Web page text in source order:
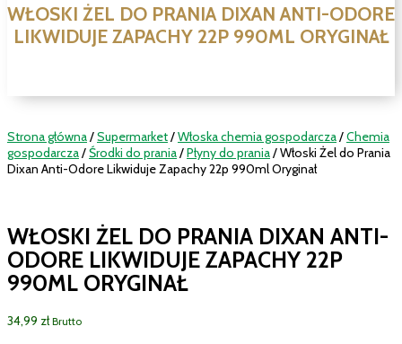
WŁOSKI ŻEL DO PRANIA DIXAN ANTI-ODORE
LIKWIDUJE ZAPACHY 22P 990ML ORYGINAŁ
Strona główna/Supermarket/Włoska chemia gospodarcza/Chemia
gospodarcza/Środki do prania/Płyny do prania/ Włoski Żel do Prania
Dixan Anti-Odore Likwiduje Zapachy 22p 990ml Oryginał
WŁOSKI ŻEL DO PRANIA DIXAN ANTI-
ODORE LIKWIDUJE ZAPACHY 22P
990ML ORYGINAŁ
34,99 zł Brutto